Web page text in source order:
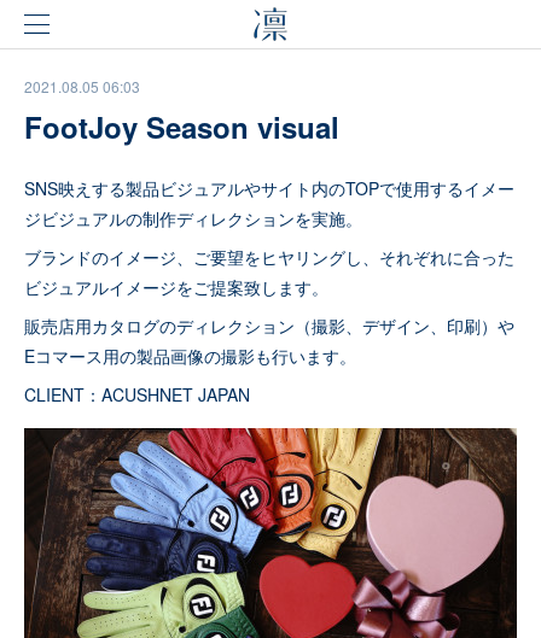
2021.08.05 06:03
FootJoy Season visual
SNS映えする製品ビジュアルやサイト内のTOPで使用するイメー
ジビジュアルの制作ディレクションを実施。
ブランドのイメージ、ご要望をヒヤリングし、それぞれに合った
ビジュアルイメージをご提案致します。
販売店用カタログのディレクション（撮影、デザイン、印刷）や
Eコマース用の製品画像の撮影も行います。
CLIENT：ACUSHNET JAPAN